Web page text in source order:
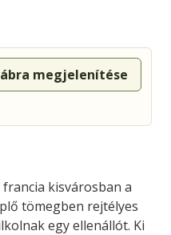
megjelenítése
francia kisvárosban a
tömegben rejtélyes
egy ellenállót. Ki